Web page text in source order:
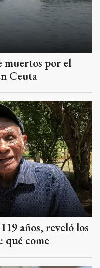
muertos por el
Ceuta
años, reveló los
qué come